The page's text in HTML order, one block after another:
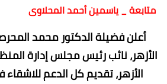
متابعة _ ياسمين أحمد المحلاوى
أعلن فضيلة الدكتور محمد
الأزهر، نائب رئيس مجلس إدارة
الأزهر، تقديم كل الدعم